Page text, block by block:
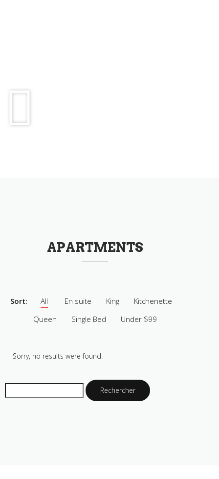
APARTMENTS
Sort: All En suite King
Kitchenette
Queen
Single Bed Under $99
Sorry, no results were found.